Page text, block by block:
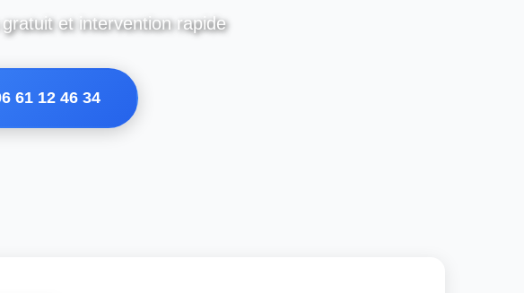
et intervention rapide
61 12 46 34